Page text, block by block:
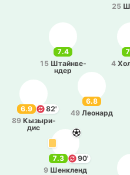
25
7.4
15 Штай­нве­
ндер
4
6.8
49 Лео­нард
7.3
90'
9 Ше­нкленд
6.9
82'
89 Кы­зы­ри­
дис